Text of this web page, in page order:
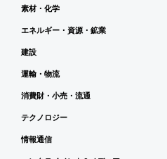
素材・化学
エネルギー・資源・鉱業
建設
運輸・物流
消費財・小売・流通
テクノロジー
情報通信